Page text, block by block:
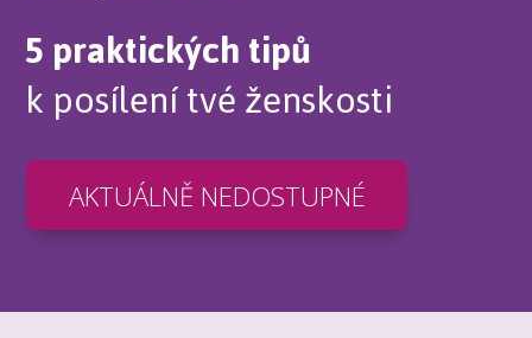
5 praktických tipů
k posílení tvé ženskosti
AKTUÁLNĚ NEDOSTUPNÉ